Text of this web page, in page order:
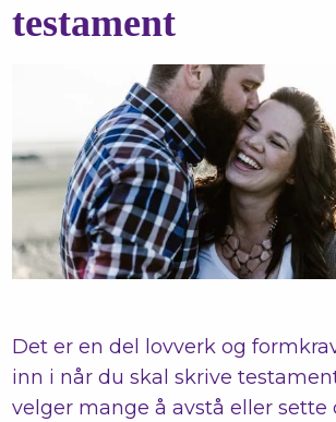
testament
Det er en del lovverk og
inn i når du skal skrive
velger mange å avstå eller sette